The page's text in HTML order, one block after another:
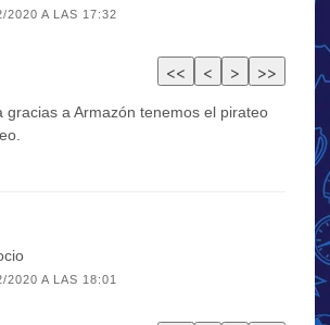
2020 A LAS 17:32
gracias a Armazón tenemos el pirateo
2020 A LAS 18:01